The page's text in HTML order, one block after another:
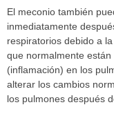
El meconio también
inmediatamente
respiratorios debido a
que normalmente
(inflamación) en los
alterar los cambios
los pulmones después